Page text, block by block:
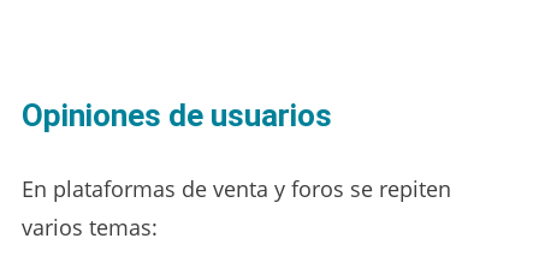
Opiniones de usuarios
En plataformas de venta y foros se repiten
varios temas: